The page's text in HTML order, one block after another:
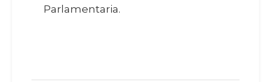
Parlamentaria.